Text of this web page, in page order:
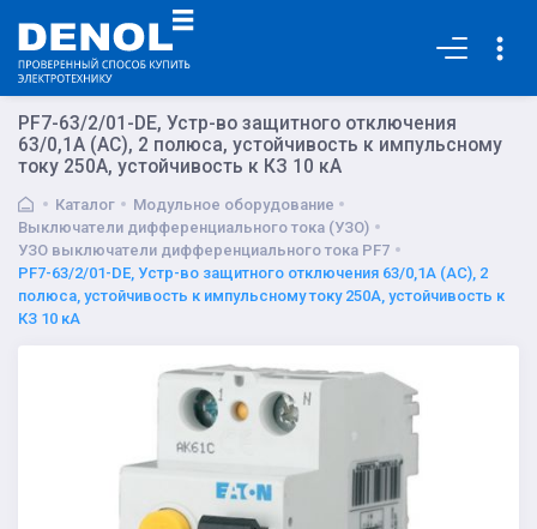
PF7-63/2/01-DE, Устр-во защитного отключения
63/0,1А (АС), 2 полюса, устойчивость к импульсному
току 250А, устойчивость к КЗ 10 кА
Каталог
Модульное оборудование
Выключатели дифференциального тока (УЗО)
УЗО выключатели дифференциального тока PF7
PF7-63/2/01-DE, Устр-во защитного отключения 63/0,1А (АС), 2
полюса, устойчивость к импульсному току 250А, устойчивость к
КЗ 10 кА